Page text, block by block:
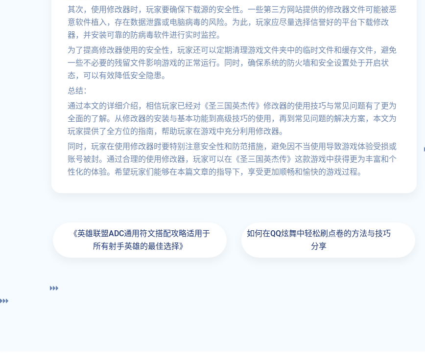
其次，使用修改器时，玩家要确保下载源的安全性。一些第三方网站提供的修改器文件可能被恶
意软件植入，存在数据泄露或电脑病毒的风险。为此，玩家应尽量选择信誉好的平台下载修改
器，并安装可靠的防病毒软件进行实时监控。
为了提高修改器使用的安全性，玩家还可以定期清理游戏文件夹中的临时文件和缓存文件，避免
一些不必要的残留文件影响游戏的正常运行。同时，确保系统的防火墙和安全设置处于开启状
态，可以有效降低安全隐患。
总结：
通过本文的详细介绍，相信玩家已经对《圣三国英杰传》修改器的使用技巧与常见问题有了更为
全面的了解。从修改器的安装与基本功能到高级技巧的使用，再到常见问题的解决方案，本文为
玩家提供了全方位的指南，帮助玩家在游戏中充分利用修改器。
同时，玩家在使用修改器时要特别注意安全性和防范措施，避免因不当使用导致游戏体验受损或
账号被封。通过合理的使用修改器，玩家可以在《圣三国英杰传》这款游戏中获得更为丰富和个
性化的体验。希望玩家们能够在本篇文章的指导下，享受更加顺畅和愉快的游戏过程。
《英雄联盟ADC通用符文搭配攻略适用于
所有射手英雄的最佳选择》
如何在QQ炫舞中轻松刷点卷的方法与技巧
分享